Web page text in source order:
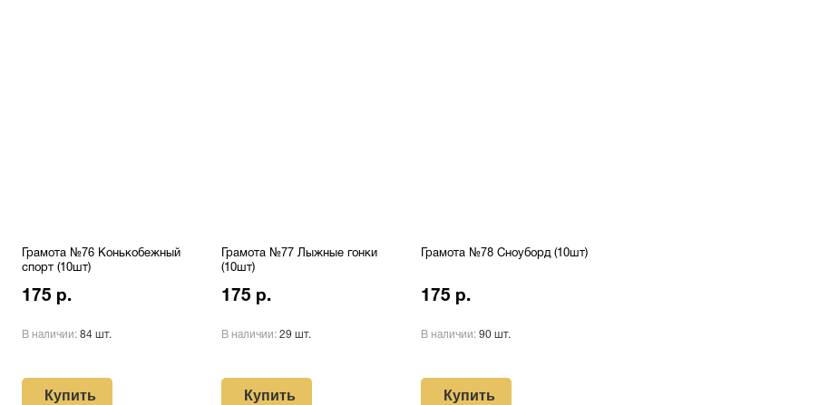
Грамота №76 Конькобежный
спорт (10шт)
175 р.
В наличии: 84 шт.
Купить
Грамота №77 Лыжные гонки
(10шт)
175 р.
В наличии: 29 шт.
Купить
Грамота №78 Сноуборд (10шт)
175 р.
В наличии: 90 шт.
Купить